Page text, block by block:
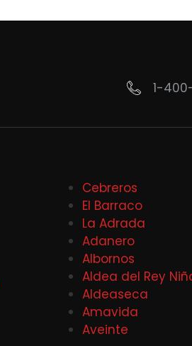
1-
Cebreros
El Barraco
La Adrada
Adanero
Albornos
Aldea del Rey
Aldeaseca
Amavida
Aveinte